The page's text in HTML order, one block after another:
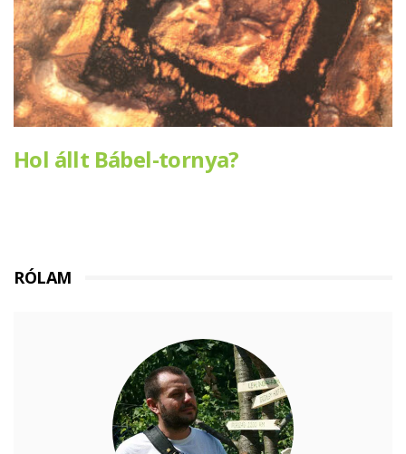
Hol állt Bábel-tornya?
RÓLAM